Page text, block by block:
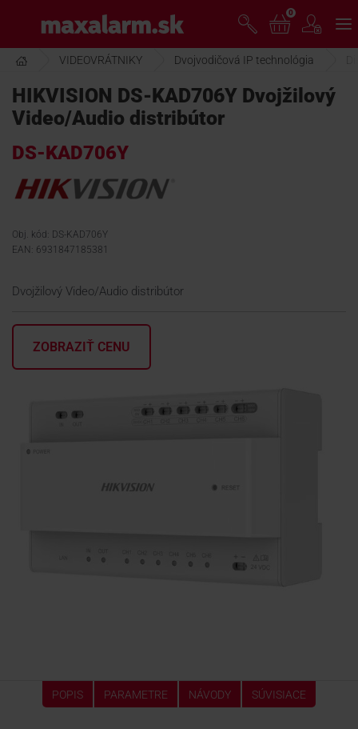
hlavnému
obsahu
www.maxalarm.sk
AKCIA MESIACA
PRODUKTY
SPOLOČNOSŤ
ŠKOLENIE
PODPORA
0
VIDEOVRÁTNIKY Dvojvodičová IP technológia
HIKVISION DS-KAD706Y Dvojžilový
Video/Audio distribútor
DS-KAD706Y
Obj. kód: DS-KAD706Y
EAN: 6931847185381
Dvojžilový Video/Audio distribútor
ZOBRAZIŤ CENU
POPIS PARAMETRE NÁVODY SÚVISIACE